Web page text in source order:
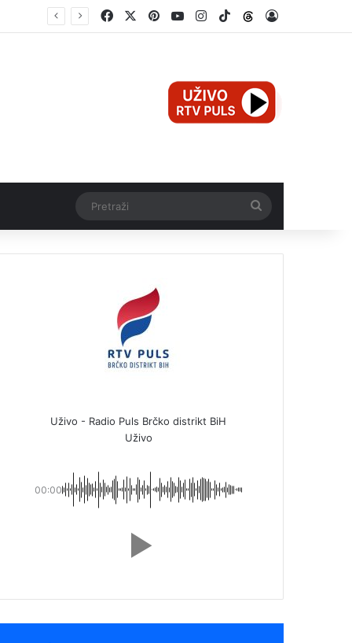
FacebookPinterestYouTubeInstagram
TikTokThreads
Uživo - Radio Puls Brčko distrikt BiH
Uživo
00:00